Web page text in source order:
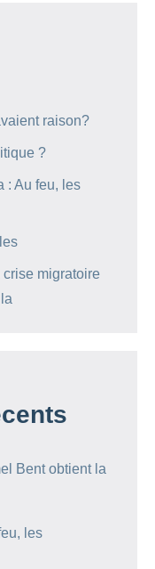
raison?
?
: Au feu, les
crise migratoire
Bent obtient la
les